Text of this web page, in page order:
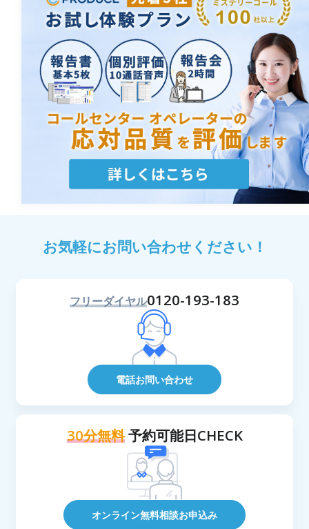
お気軽にお問い合わせください！
フリーダイヤル0120-193-183
電話お問い合わせ
30分無料予約可能日CHECK
オンライン無料相談お申込み